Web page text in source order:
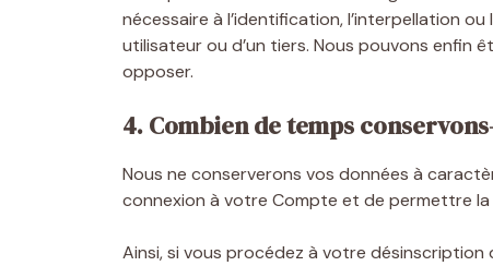
nécessaire à l’identification, l’interpellation
utilisateur ou d’un tiers. Nous pouvons enfin
opposer.
4. Combien de temps
Nous ne conserverons vos données à
connexion à votre Compte et de permettre la
Ainsi, si vous procédez à votre